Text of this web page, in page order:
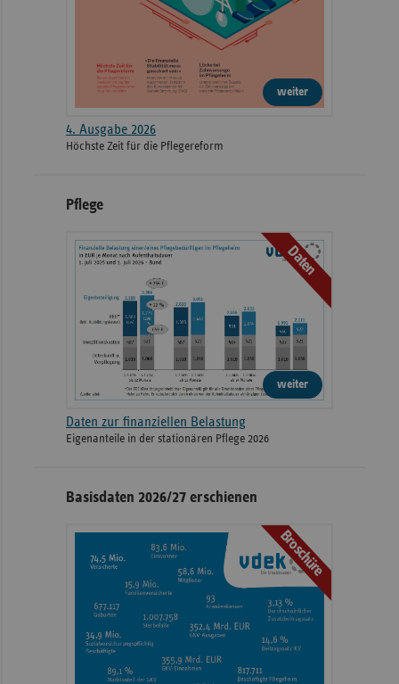
weiter
4. Ausgabe 2026
Höchste Zeit für die Pflegereform
Pflege
Daten
weiter
Daten zur finanziellen Belastung
Eigenanteile in der stationären Pflege 2026
Basisdaten 2026/27 erschienen
Broschüre